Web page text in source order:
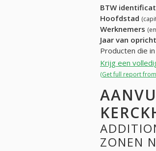
BTW
Hoofdstad
Werknemers
Jaar van
Producten die
Krijg een
(Get full report
ZONEN